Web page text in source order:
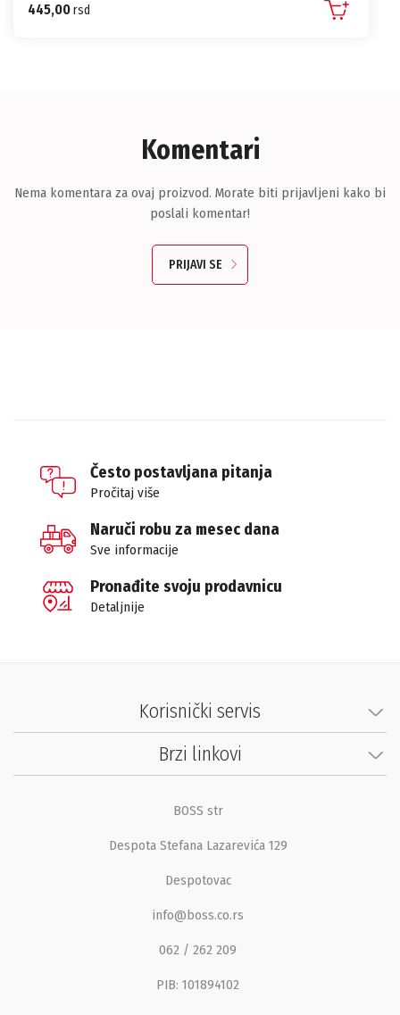
445,00rsd
Komentari
Nema komentara za ovaj proizvod. Morate biti prijavljeni kako bi
poslali komentar!
PRIJAVI SE
Često postavljana pitanja
Pročitaj više
Naruči robu za mesec dana
Sve informacije
Pronađite svoju prodavnicu
Detaljnije
Korisnički servis
Brzi linkovi
BOSS str
Despota Stefana Lazarevića 129
Despotovac
info@boss.co.rs
062 / 262 209
PIB: 101894102